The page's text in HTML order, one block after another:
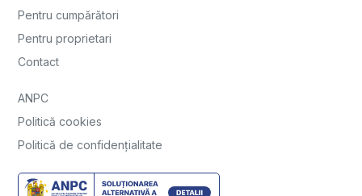
Pentru cumpărători
Pentru proprietari
Contact
ANPC
Politică cookies
Politică de confidențialitate